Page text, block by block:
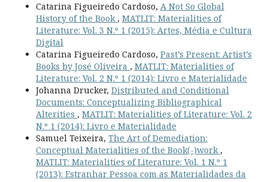
Catarina Figueiredo Cardoso, A Not So Global
History of the Book , MATLIT: Materialities of
Literature: Vol. 3 N.º 1 (2015): Artes, Média e Cultura
Digital
Catarina Figueiredo Cardoso, Past’s Present: Artist’s
Books by José Oliveira , MATLIT: Materialities of
Literature: Vol. 2 N.º 1 (2014): Livro e Materialidade
Johanna Drucker, Distributed and Conditional
Documents: Conceptualizing Bibliographical
Alterities , MATLIT: Materialities of Literature: Vol. 2
N.º 1 (2014): Livro e Materialidade
Samuel Teixeira, The Art of Demediation:
Conceptual Materialities of the Book(-)work ,
MATLIT: Materialities of Literature: Vol. 1 N.º 1
(2013): Estranhar Pessoa com as Materialidades da